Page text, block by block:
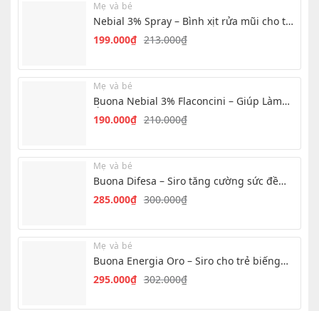
233.000₫.
là:
205.000₫.
Mẹ và bé
Nebial 3% Spray – Bình xịt rửa mũi cho trẻ
hiệu quả nhanh
213.000₫
Giá
là:
213.000₫.
199.000₫
Giá
tại
là:
199.000₫.
Mẹ và bé
Buona Nebial 3% Flaconcini – Giúp Làm
Ẩm, Làm Sạch Mũi Hàng Ngày
210.000₫
Giá
là:
210.000₫.
190.000₫
Giá
tại
là:
190.000₫.
Mẹ và bé
Buona Difesa – Siro tăng cường sức đề
kháng cho trẻ300.000₫
Giá
là:
300.000₫.
285.000₫
Giá
tại
là:
285.000₫.
Mẹ và bé
Buona Energia Oro – Siro cho trẻ biếng
ăn, chậm tăng cân
302.000₫
Giá
295.000₫
Giá